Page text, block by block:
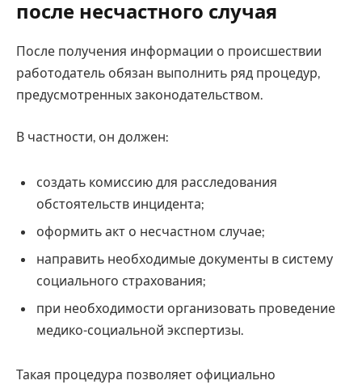
после несчастного случая
После получения информации о происшествии
работодатель обязан выполнить ряд процедур,
предусмотренных законодательством.
В частности, он должен:
создать комиссию для расследования
обстоятельств инцидента;
оформить акт о несчастном случае;
направить необходимые документы в систему
социального страхования;
при необходимости организовать проведение
медико-социальной экспертизы.
Такая процедура позволяет официально